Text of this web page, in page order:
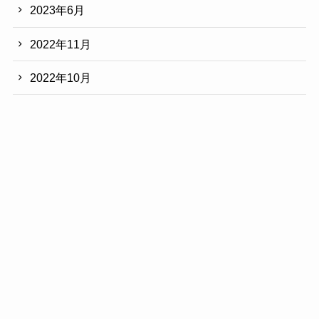
2023年6月
2022年11月
2022年10月